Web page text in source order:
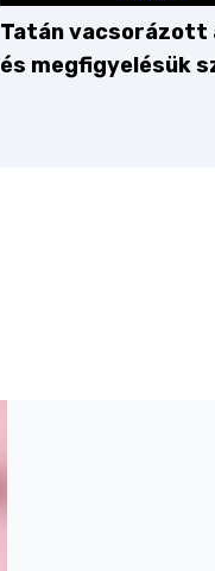
Tatán vacsorázott
és megfigyelésük